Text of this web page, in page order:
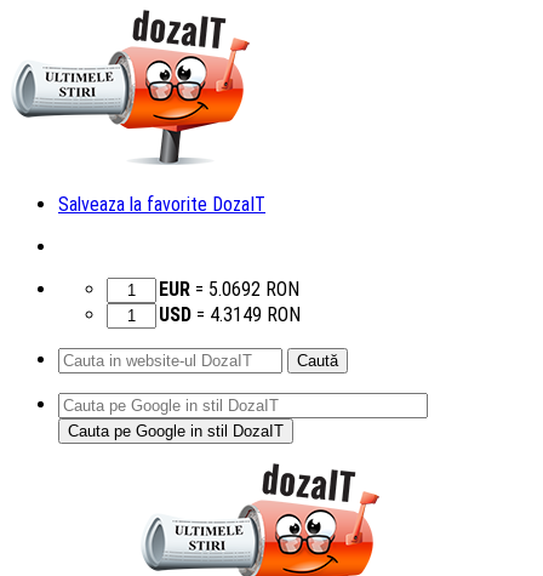
Salveaza la favorite DozaIT
EUR = 5.0692 RON
USD = 4.3149 RON
Caută
după: